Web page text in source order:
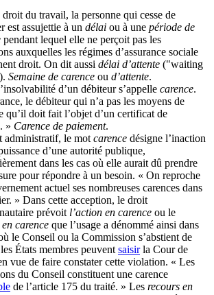
du travail, la personne qui cesse de
est assujettie à un délai ou à une période de
pendant lequel elle ne perçoit pas les
auxquelles les régimes d’assurance sociale
droit. On dit aussi délai d’attente ("waiting
). Semaine de carence ou d’attente.
d’un débiteur s’appelle carence.
le débiteur qui n’a pas les moyens de
qu’il doit fait l’objet d’un certificat de
» Carence de paiement.
administratif, le mot carence désigne l’inaction
d’une autorité publique,
dans les cas où elle aurait dû prendre
pour répondre à un besoin. « On reproche
actuel ses nombreuses carences dans
» Dans cette acception, le droit
prévoit l’action en carence ou le
carence que l’usage a dénommé ainsi dans
le Conseil ou la Commission s’abstient de
États membres peuvent saisirla Cour de
vue de faire constater cette violation. « Les
du Conseil constituent une carence
de l’article 175 du traité. » Les recours en